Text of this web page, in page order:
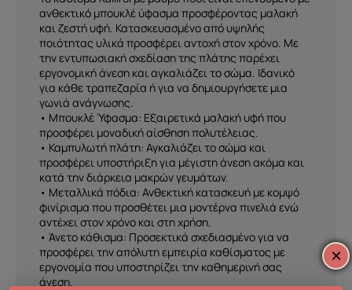
ανθεκτικό μπουκλέ ύφασμα προσφέροντας μαλακή
και ζεστή υφή. Κατασκευασμένο από υψηλής
ποιότητας υλικά προσφέρει αντοχή στον χρόνο. Με
την εντυπωσιακή σχεδίαση της πλάτης παρέχει
εργονομική άνεση και αγκαλιάζει το σώμα. Ιδανικό
για κάθε τραπεζαρία ή για να δημιουργήσετε μια
γωνιά ανάγνωσης.
• Μπουκλέ Ύφασμα: Εξαιρετικά μαλακή υφή που
προσφέρει μοναδική αίσθηση πολυτέλειας.
• Καμπυλωτή πλάτη: Αγκαλιάζει το σώμα και
προσφέρει υποστήριξη για μέγιστη άνεση ακόμα και
κατά την διάρκεια μακρών γευμάτων.
• Μεταλλικά πόδια: Ανθεκτική κατασκευή με κομψό
φινίρισμα που προσθέτει μια μοντέρνα πινελιά ενώ
αντέχει στον χρόνο και στη χρήση.
• Άνετο κάθισμα: Προσεκτικά σχεδιασμένο για να
προσφέρει την απόλυτη εμπειρία καθίσματος με
εργονομία που υποστηρίζει την καθημερινή σας
άνεση.
×